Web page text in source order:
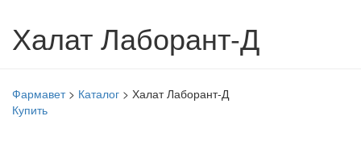
Халат Лаборант-Д
Фармавет> Каталог > Халат Лаборант-Д
Купить